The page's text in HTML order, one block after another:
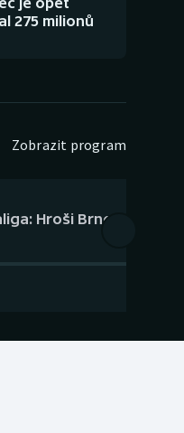
275 milionů
Zobrazit program
Hroši Brno – Eagles